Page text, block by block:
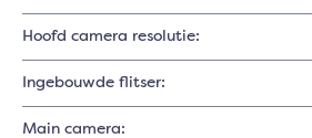
Hoofd camera resolutie:
Ingebouwde flitser:
Main camera: